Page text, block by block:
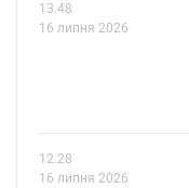
13.48
16 липня 2026
12.28
16 липня 2026